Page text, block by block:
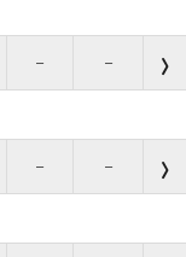
– –
– –